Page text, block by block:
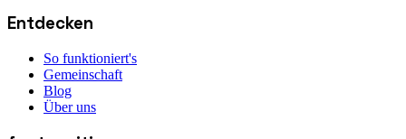
Entdecken
So funktioniert's
Gemeinschaft
Blog
Über uns